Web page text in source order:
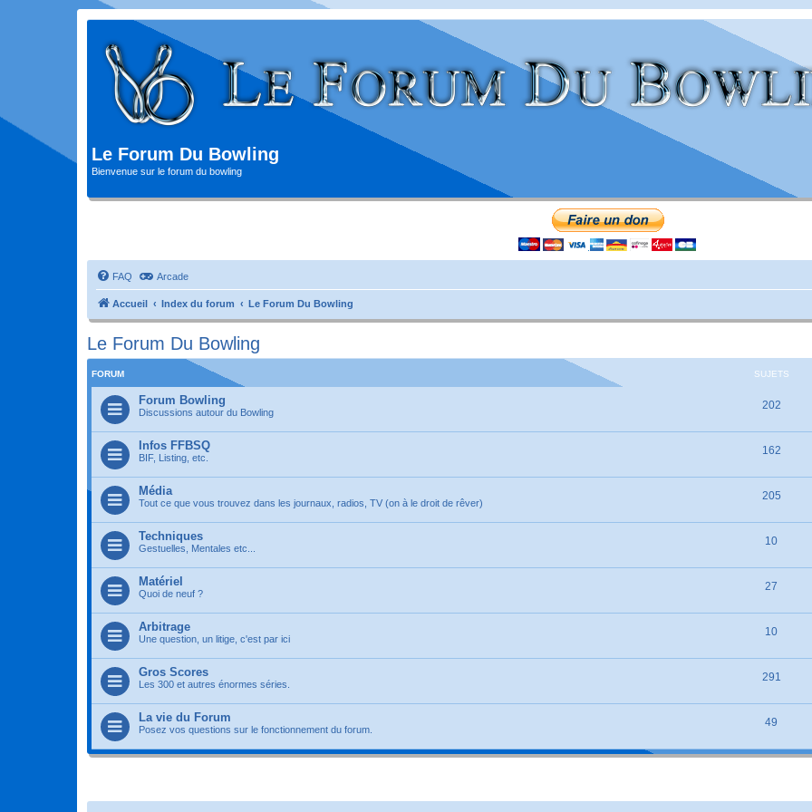
Le Forum Du Bowling
Bienvenue sur le forum du bowling
FAQ Arcade
Accueil Index du forum Le Forum Du Bowling
Le Forum Du Bowling
FORUM SUJETS
Forum Bowling
Discussions autour du Bowling
202
Infos FFBSQ
BIF, Listing, etc.
162
Média
Tout ce que vous trouvez dans les journaux, radios, TV (on à le droit de rêver)
205
Techniques
Gestuelles, Mentales etc...
10
Matériel
Quoi de neuf ?
27
Arbitrage
Une question, un litige, c'est par ici
10
Gros Scores
Les 300 et autres énormes séries.
291
La vie du Forum
Posez vos questions sur le fonctionnement du forum.
49